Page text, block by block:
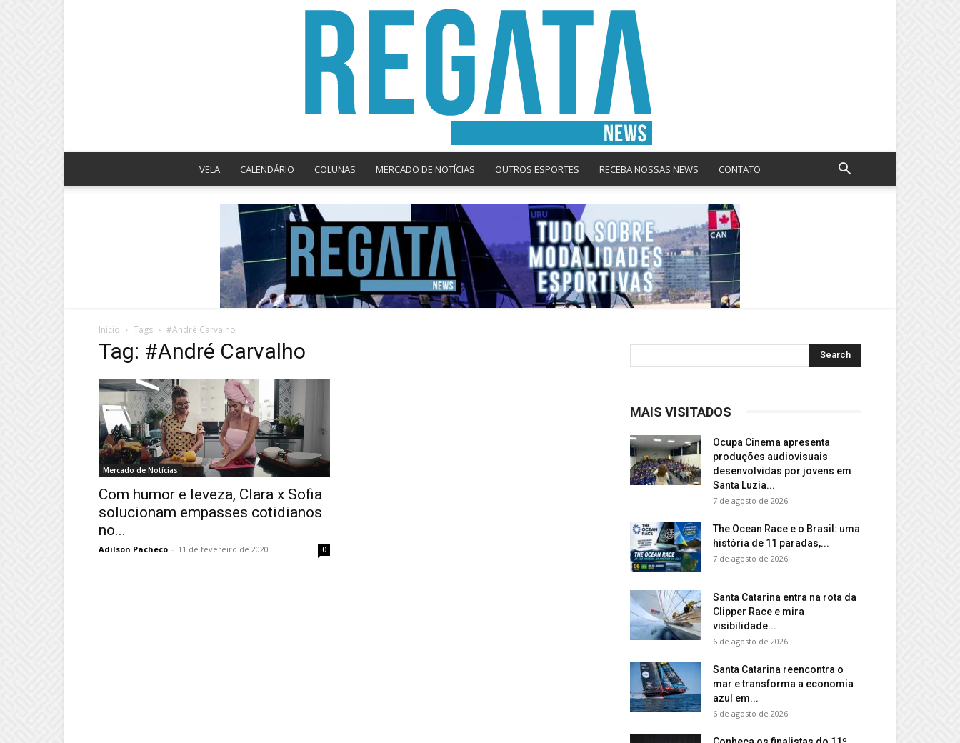
News
VELA CALENDÁRIO COLUNAS MERCADO DE NOTÍCIAS OUTROS ESPORTES RECEBA NOSSAS NEWS CONTATO
Início Tags #André Carvalho
Tag: #André Carvalho
Mercado de Notícias
Com humor e leveza, Clara x Sofia
solucionam empasses cotidianos
no...
Adilson Pacheco - 11 de fevereiro de 2020 0
MAIS VISITADOS
Ocupa Cinema apresenta
produções audiovisuais
desenvolvidas por jovens em
Santa Luzia...
7 de agosto de 2026
The Ocean Race e o Brasil: uma
história de 11 paradas,...
7 de agosto de 2026
Santa Catarina entra na rota da
Clipper Race e mira
visibilidade...
6 de agosto de 2026
Santa Catarina reencontra o
mar e transforma a economia
azul em...
6 de agosto de 2026